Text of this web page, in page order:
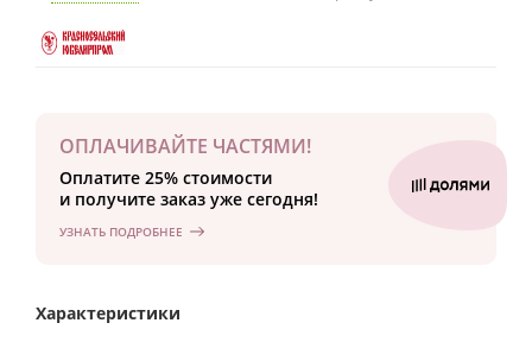
ОПЛАЧИВАЙТЕ ЧАСТЯМИ!
Оплатите 25% стоимости
и получите заказ уже сегодня!
УЗНАТЬ ПОДРОБНЕЕ
Характеристики